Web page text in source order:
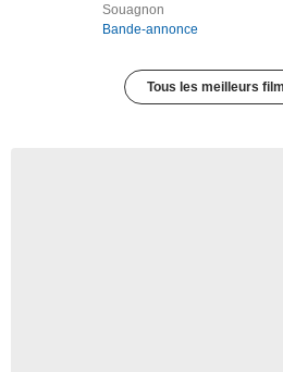
Souagnon
Bande-annonce
Tous les meilleurs